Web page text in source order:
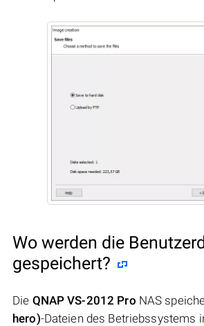
Wo werden die
gespeichert?
Die QNAP VS-2012 Pro NAS
hero)-Dateien des Betriebssystems